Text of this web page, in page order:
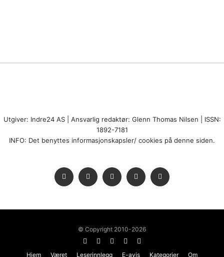
Utgiver: Indre24 AS | Ansvarlig redaktør: Glenn Thomas Nilsen | ISSN:
1892-7181
INFO: Det benyttes informasjonskapsler/ cookies på denne siden.
© Copyright 2010-2026
Hjem Været Leserinnlegg E-avis Kategorier Om